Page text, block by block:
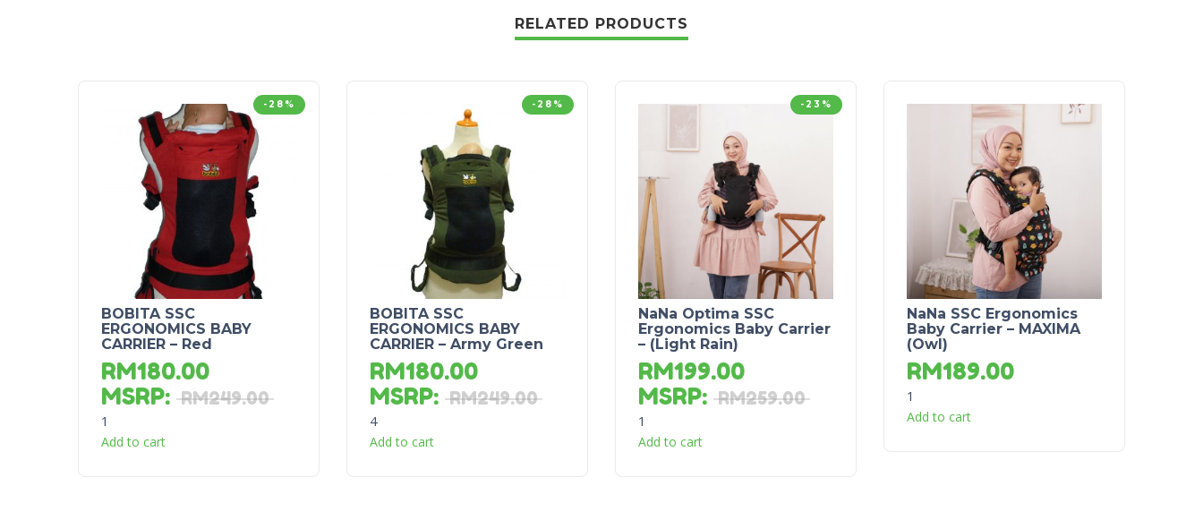
RELATED PRODUCTS
-28%
BOBITA SSC
ERGONOMICS BABY
CARRIER – Red
RM180.00
MSRP: RM249.00
1
Add to cart
-28%
BOBITA SSC
ERGONOMICS BABY
CARRIER – Army Green
RM180.00
MSRP: RM249.00
4
Add to cart
-23%
NaNa Optima SSC
Ergonomics Baby Carrier
– (Light Rain)
RM199.00
MSRP: RM259.00
1
Add to cart
NaNa SSC Ergonomics
Baby Carrier – MAXIMA
(Owl)
RM189.00
1
Add to cart